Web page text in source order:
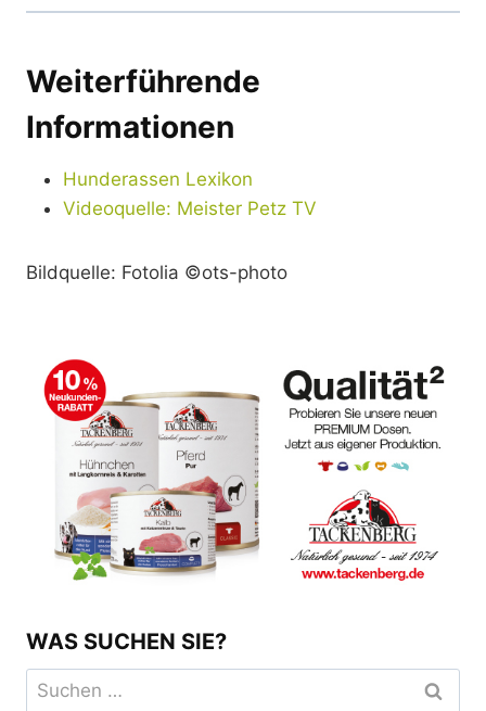
Weiterführende
Informationen
Hunderassen Lexikon
Videoquelle: Meister Petz TV
Bildquelle: Fotolia ©ots-photo
WAS SUCHEN SIE?
Suchen